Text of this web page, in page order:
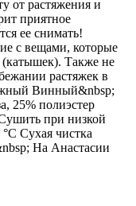
от растяжения и
приятное
ее снимать!
с вещами, которые
(катышек). Также не
растяжек в
Винный&nbsp;
полиэстер
при низкой
Сухая чистка
На Анастасии